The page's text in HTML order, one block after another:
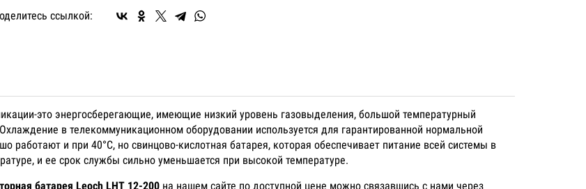
ссылкой:
это энергосберегающие, имеющие низкий уровень газовыделения, большой температурный
в телекоммуникационном оборудовании используется для гарантированной нормальной
работают и при 40°С, но свинцово-кислотная батарея, которая обеспечивает питание всей системы в
и ее срок службы сильно уменьшается при высокой температуре.
батарея Leoch LHT 12-200 на нашем сайте по доступной цене можно связавшись с нами через